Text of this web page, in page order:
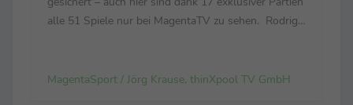
alle 51 Spiele nur bei MagentaTV zu sehen. Rodrigo
uns eine Fußball...
MagentaSport / Jörg Krause, thinXpool TV GmbH